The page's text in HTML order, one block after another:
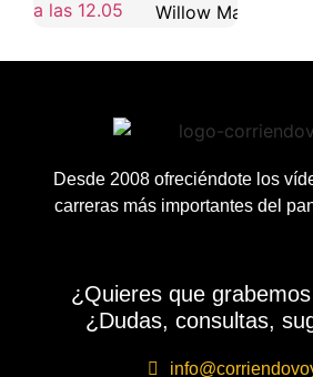
Willow Maya
Desde 2008 ofreciéndote los
carreras más importantes del
¿Quieres que
¿Dudas, consultas,